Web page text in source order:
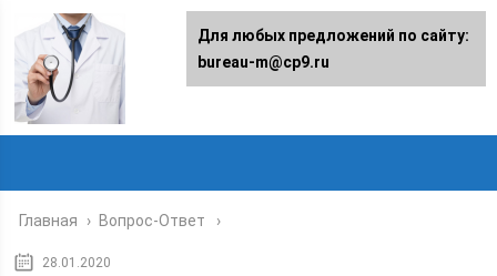
Главная › Вопрос-Ответ
28.01.2020
Для любых предложений по сайту:
bureau-m@cp9.ru